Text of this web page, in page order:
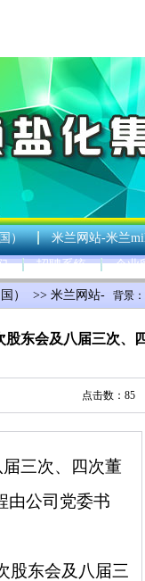
）
米兰网站-米兰
招聘系统 企业
背景：
） >> 米兰网站-
股东会及八届三次、
点击数：85
三次、四次董
由公司党委书
股东会及八届三